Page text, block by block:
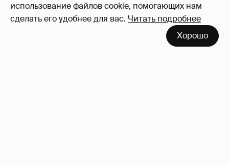
использование файлов cookie, помогающих нам
сделать его удобнее для вас. Читать подробнее
Хорошо